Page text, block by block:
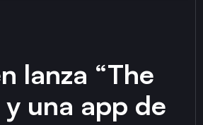
lanza “The
y una app de